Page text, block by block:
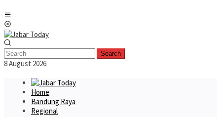
to
content
Search
8 August 2026
Home
Bandung Raya
Regional